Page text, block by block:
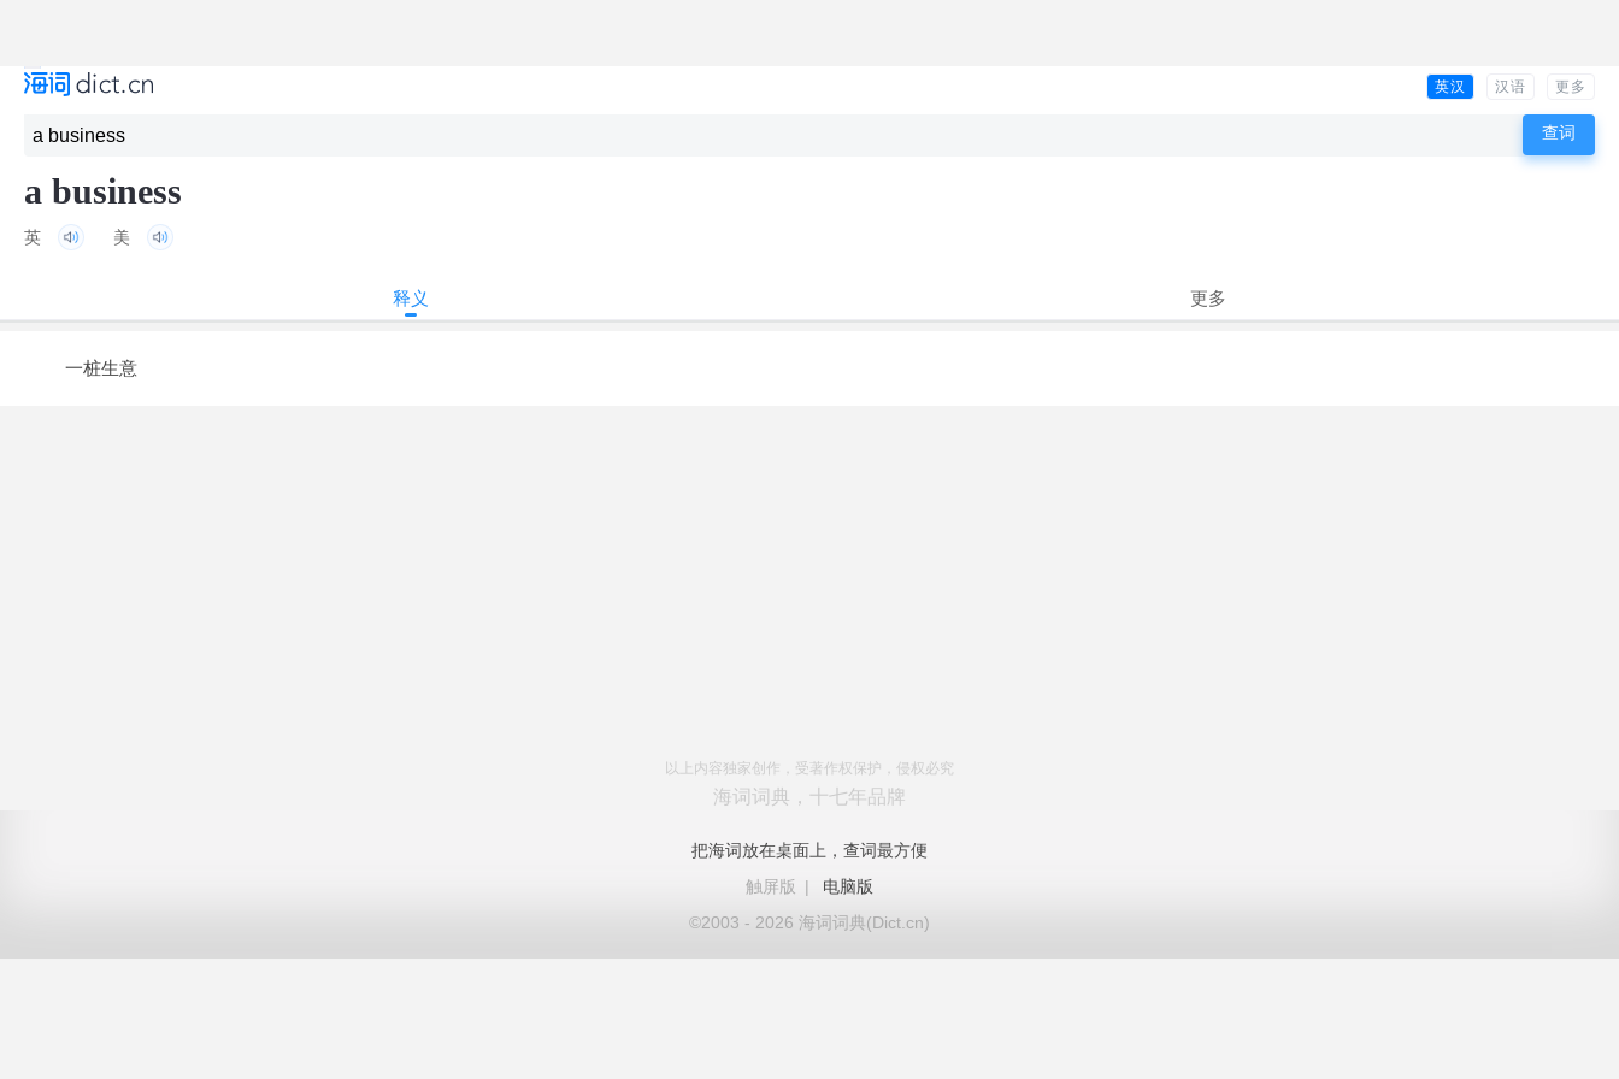
英汉 汉语 更多
a business
英 美
释义 更多
一桩生意
以上内容独家创作，受著作权保护，侵权必究
海词词典，十七年品牌
把海词放在桌面上，查词最方便
触屏版
|
电脑版
©2003 - 2026 海词词典(Dict.cn)